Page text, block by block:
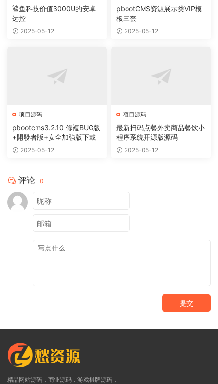
鲨鱼科技价值3000U的安卓
远控
2025-05-12
pbootCMS资源展示类VIP模
板三套
2025-05-12
项目源码
pbootcms3.2.10 修複BUG版
+開發者版+安全加強版下載
2025-05-12
项目源码
最新扫码点餐外卖商品餐饮小
程序系统开源版源码
2025-05-12
评论 0
提交
精品网站源码，商业源码，游戏棋牌源码，